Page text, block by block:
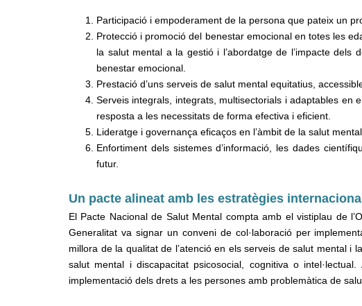
Participació i empoderament de la persona que pateix un
Protecció i promoció del benestar emocional en totes les
la salut mental a la gestió i l’abordatge de l’impacte
benestar emocional.
Prestació d’uns serveis de salut mental equitatius,
Serveis integrals, integrats, multisectorials i adaptables
resposta a les necessitats de forma efectiva i eficient.
Lideratge i governança eficaços en l’àmbit de la salut
Enfortiment dels sistemes d’informació, les dades
futur.
Un pacte alineat amb les estratègies
El Pacte Nacional de Salut Mental compta amb el vistiplau de
Generalitat va signar un conveni de col·laboració per
millora de la qualitat de l’atenció en els serveis de salut mental
salut mental i discapacitat psicosocial, cognitiva o
implementació dels drets a les persones amb problemàtica de